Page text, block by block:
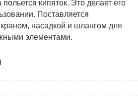
польется кипяток. Это делает его
Поставляется
насадкой и шлангом для
элементами.